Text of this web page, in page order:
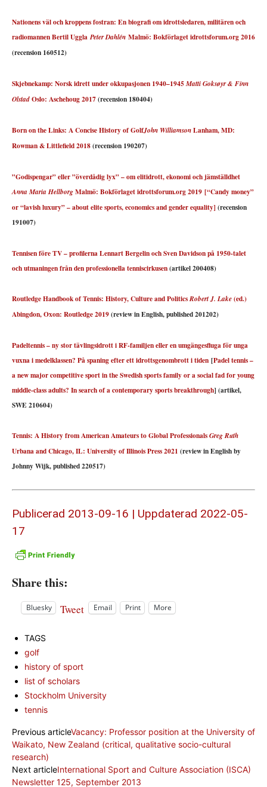
Nationens väl och kroppens fostran: En biografi om idrottsledaren, militären och
radiomannen Bertil Uggla Peter Dahlén Malmö: Bokförlaget idrottsforum.org 2016
(recension 160512)
Skjebnekamp: Norsk idrett under okkupasjonen 1940–1945Matti Goksøyr & Finn
OlstadOslo: Aschehoug 2017(recension 180404)
Born on the Links: A Concise History of GolfJohn WilliamsonLanham, MD:
Rowman & Littlefield 2018(recension 190207)
”Godispengar” eller ”överdådig lyx” – om elitidrott, ekonomi och jämställdhet
Anna Maria HellborgMalmö: Bokförlaget idrottsforum.org 2019 [“Candy money”
or “lavish luxury” – about elite sports, economics and gender equality] (recension
191007)
Tennisen före TV – profilerna Lennart Bergelin och Sven Davidson på 1950-talet
och utmaningen från den professionella tenniscirkusen(artikel 200408)
Routledge Handbook of Tennis: History, Culture and PoliticsRobert J. Lake(ed.)
Abingdon, Oxon: Routledge 2019(review in English, published 201202)
Padeltennis – ny stor tävlingsidrott i RF-familjen eller en umgängesfluga för unga
vuxna i medelklassen? På spaning efter ett idrottsgenombrott i tiden [Padel tennis –
a new major competitive sport in the Swedish sports family or a social fad for young
middle-class adults? In search of a contemporary sports breakthrough] (artikel,
SWE 210604)
Tennis: A History from American Amateurs to Global ProfessionalsGreg Ruth
Urbana and Chicago, IL: University of Illinois Press 2021 (review in English by
Johnny Wijk, published 220517)
Publicerad 2013-09-16 | Uppdaterad 2022-05-
17
Share this:
Bluesky Tweet Email Print More
TAGS
golf
history of sport
list of scholars
Stockholm University
tennis
Previous articleVacancy: Professor position at the University of
Waikato, New Zealand (critical, qualitative socio-cultural
research)
Next articleInternational Sport and Culture Association (ISCA)
Newsletter 125, September 2013